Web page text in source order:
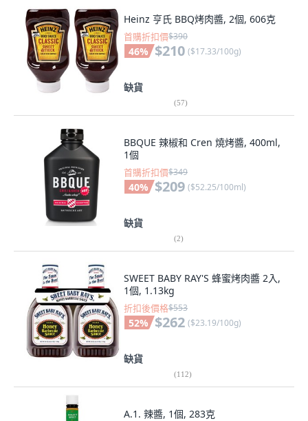
Heinz 亨氏 BBQ烤肉醬, 2個, 606克
首購折扣價$390
46% $210 ($17.33/100g)
缺貨
(57)
BBQUE 辣椒和 Cren 燒烤醬, 400ml,
1個
首購折扣價$349
40% $209 ($52.25/100ml)
缺貨
(2)
SWEET BABY RAY'S 蜂蜜烤肉醬 2入,
1個, 1.13kg
折扣後價格$553
52% $262 ($23.19/100g)
缺貨
(112)
A.1. 辣醬, 1個, 283克